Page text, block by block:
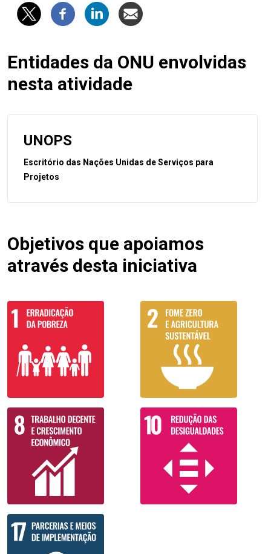
Entidades da ONU envolvidas
nesta atividade
UNOPS
Escritório das Nações Unidas de Serviços para
Projetos
Objetivos que apoiamos
através desta iniciativa